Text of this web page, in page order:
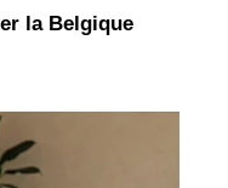
la Belgique